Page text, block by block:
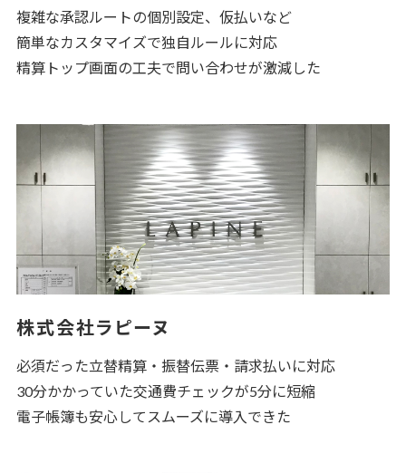
複雑な承認ルートの個別設定、仮払いなど
簡単なカスタマイズで独自ルールに対応
精算トップ画面の工夫で問い合わせが激減した
株式会社ラピーヌ
必須だった立替精算・振替伝票・請求払いに対応
30分かかっていた交通費チェックが5分に短縮
電子帳簿も安心してスムーズに導入できた